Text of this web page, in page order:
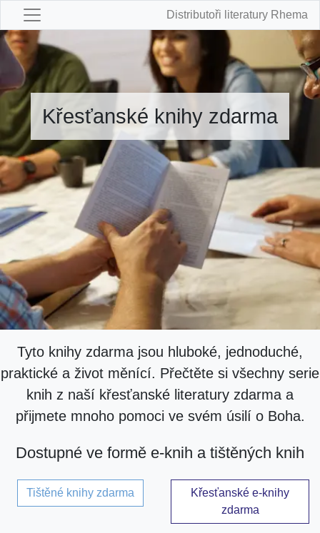
Distributoři literatury Rhema
Křesťanské knihy zdarma
Tyto knihy zdarma jsou hluboké, jednoduché,
praktické a život měnící. Přečtěte si všechny serie
knih z naší křesťanské literatury zdarma a
přijmete mnoho pomoci ve svém úsilí o Boha.
Dostupné ve formě e-knih a tištěných knih
Tištěné knihy zdarma
Křesťanské e-knihy
zdarma